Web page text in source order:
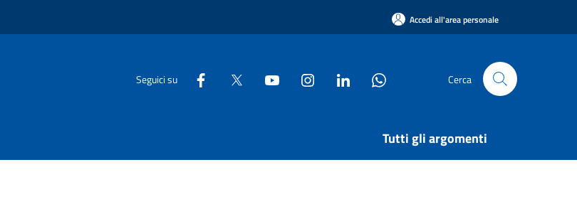
Accedi all'area personale
Seguici su Cerca
Tutti gli argomenti